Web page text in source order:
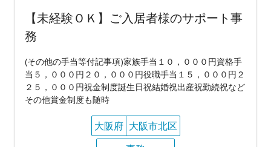
【未経験ＯＫ】ご入居者様のサポート事
務
(その他の手当等付記事項)家族手当１０，０００円資格手
当５，０００円２０，０００円役職手当１５，０００円２
２５，０００円祝金制度誕生日祝結婚祝出産祝勤続祝など
その他賞金制度も随時
大阪府 大阪市北区